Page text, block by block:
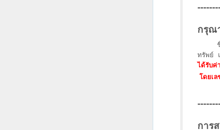
กรุณ
ทรัพย์
ได้รับค่
โดยเ
การ